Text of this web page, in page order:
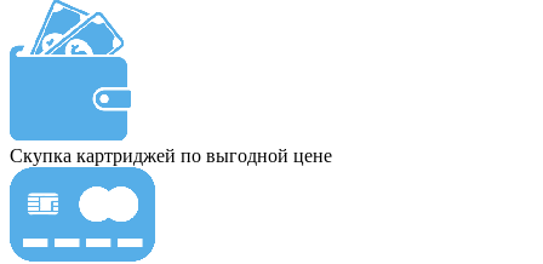
Скупка картриджей по выгодной цене